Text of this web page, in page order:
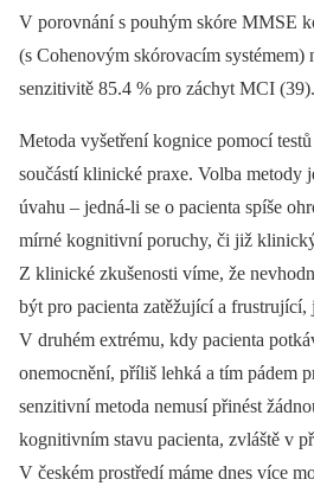
V porovnání s pouhým skóre MMSE
(s Cohenovým skórovacím
senzitivitě 85.4 % pro záchyt MCI (39).
Metoda vyšetření kognice pomocí
součástí klinické praxe. Volba metody
úvahu –⁠ jedná-li se o pacienta spíše
mírné kognitivní poruchy, či již
Z klinické zkušenosti víme, že
být pro pacienta zatěžující a
V druhém extrému, kdy pacienta
onemocnění, příliš lehká a tím pádem
senzitivní metoda nemusí přinést
kognitivním stavu pacienta, zvláště v
V českém prostředí máme dnes více